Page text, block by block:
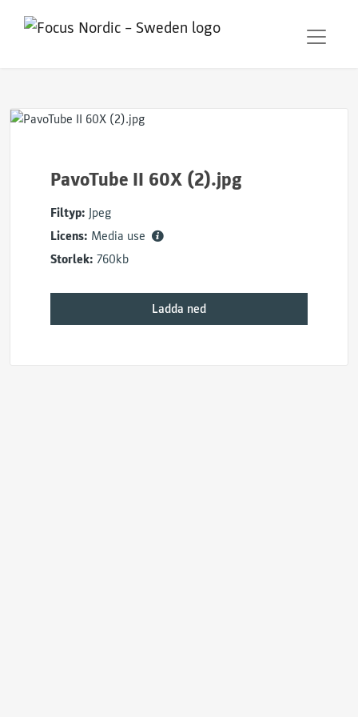
PavoTube II 60X (2).jpg
Filtyp: Jpeg
Licens: Media use
Storlek: 760kb
Ladda ned